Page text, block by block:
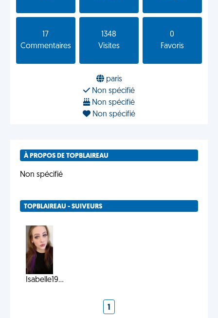
17
Commentaires
1348
Visites
0
Favoris
paris
Non spécifié
Non spécifié
Non spécifié
À PROPOS DE TOPBLAIREAU
Non spécifié
TOPBLAIREAU - SUIVEURS
Isabelle19...
1